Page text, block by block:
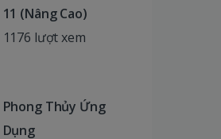
11 (Nâng Cao)
1176 lượt xem
Phong Thủy Ứng
Dụng